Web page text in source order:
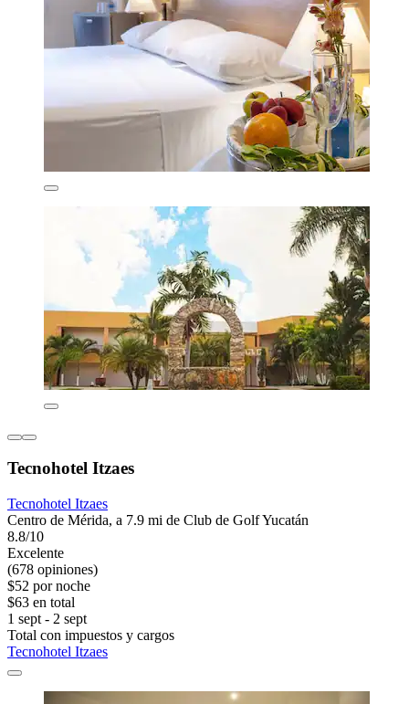
Tecnohotel Itzaes
Tecnohotel Itzaes
Centro de Mérida, a 7.9 mi de Club de Golf Yucatán
8.8/10
Excelente
(678 opiniones)
$52 por noche
$63 en total
1 sept - 2 sept
Total con impuestos y cargos
Tecnohotel Itzaes